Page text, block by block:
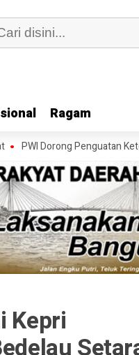
Ragam
Ragam
Penguatan
Kepri